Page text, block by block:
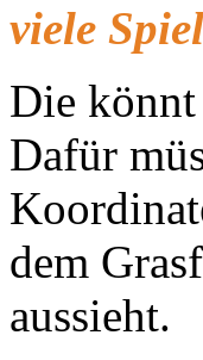
viele
Die
Dafür
dem
aussieht.